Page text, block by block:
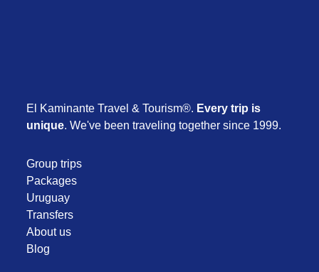
El Kaminante Travel & Tourism®. Every trip is
unique. We've been traveling together since 1999.
Group trips
Packages
Uruguay
Transfers
About us
Blog